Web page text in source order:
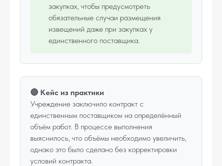
закупках, чтобы предусмотреть
обязательные случаи размещения
извещений даже при закупках у
единственного поставщика.
🔴 Кейс из практики
Учреждение заключило контракт с
единственным поставщиком на определённый
объём работ. В процессе выполнения
выяснилось, что объёмы необходимо увеличить,
однако это было сделано без корректировки
условий контракта.